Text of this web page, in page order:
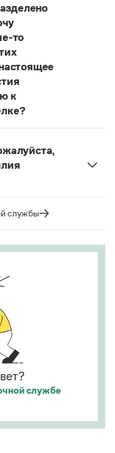
к сложному
то
к
актуален.
указан глагол
в разных
Ср.:
вы
карты
мужская,
службы
службе